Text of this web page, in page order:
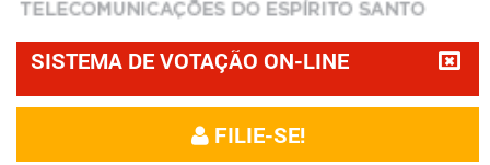
SISTEMA DE VOTAÇÃO ON-LINE
FILIE-SE!